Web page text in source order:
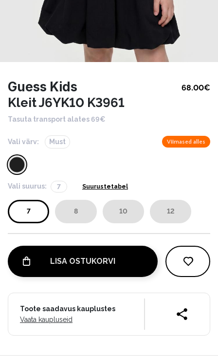
Guess Kids 68.00€
Kleit J6YK10 K3961
Tasuta transport alates 69€
Vali värv: Must Viimased alles
Vali suurus: 7 Suurustetabel
7 8 10 12
LISA OSTUKORVI
Toote saadavus kauplustes
Vaata kaupluseid